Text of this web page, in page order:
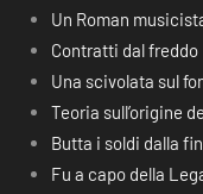
Un Roman
Contratti dal freddo
Una scivolata sul
Teoria sull’origine
Butta i soldi dalla
Fu a capo della